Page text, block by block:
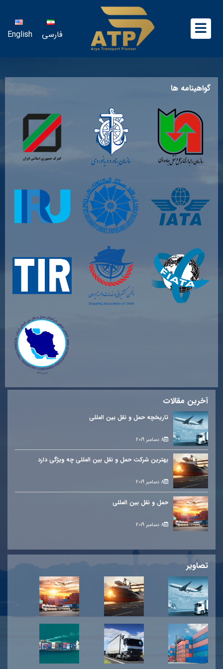
فارسی English
گواهینامه ها
آخرین مقالات
تاریخچه حمل و نقل بین المللی
8 دسامبر 2019
بهترین شرکت حمل و نقل بین المللی چه ویژگی دارد
8 دسامبر 2019
حمل و نقل بین المللی
8 دسامبر 2019
تصاویر